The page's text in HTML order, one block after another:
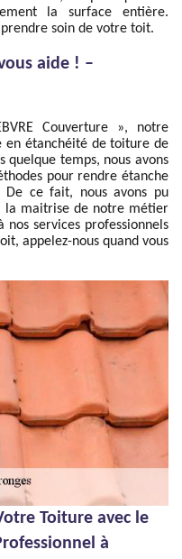
la surface entière.
prendre soin de votre toit.
aide ! –
Couverture », notre
en étanchéité de toiture de
quelque temps, nous avons
pour rendre étanche
ce fait, nous avons pu
maitrise de notre métier
nos services professionnels
appelez-nous quand vous
Toiture avec le
à